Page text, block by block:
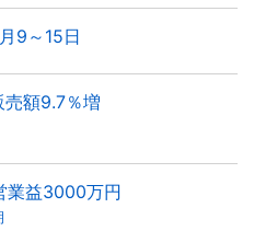
9～15日
売額9.7％増
業益3000万円